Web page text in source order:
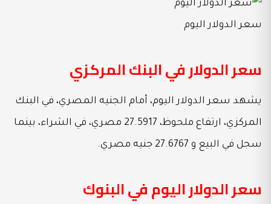
سعر الدولار اليوم
سعر الدولار في البنك المركزي
يشهد سعر الدولار اليوم، أمام الجنيه المصري، في البنك
المركزي، ارتفاع ملحوظ، 27.5917 مصري، في الشراء، بينما
سجل في البيع و 27.6767 جنيه مصري.
سعر الدولار اليوم في البنوك